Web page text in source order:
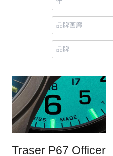
Traser P67 Officer